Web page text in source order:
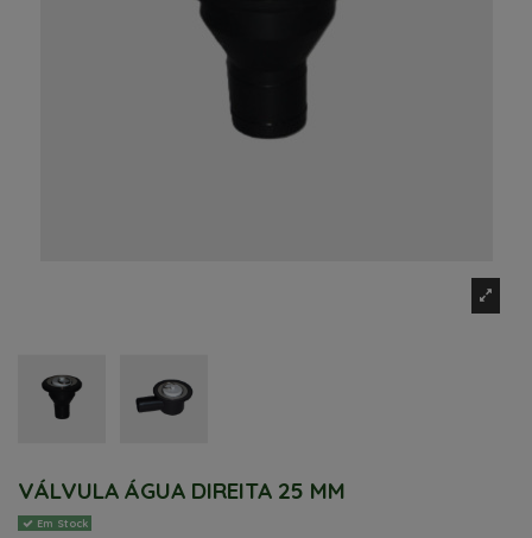
VÁLVULA ÁGUA DIREITA 25 MM
Em Stock